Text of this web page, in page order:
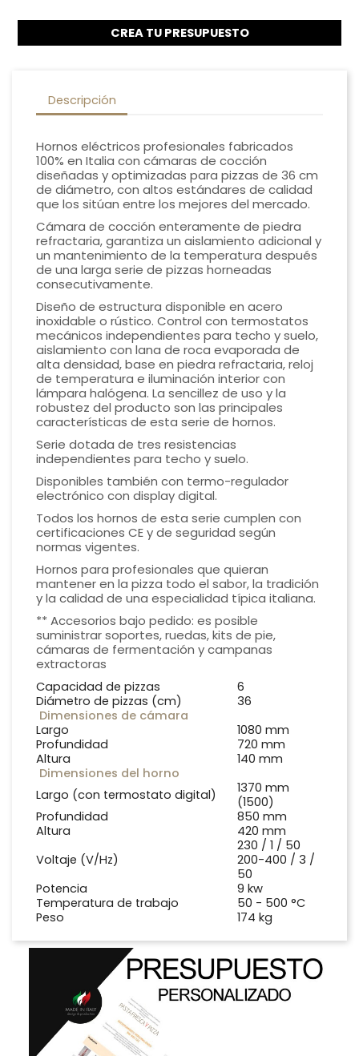
CREA TU PRESUPUESTO
Descripción
Hornos eléctricos profesionales fabricados
100% en Italia con cámaras de cocción
diseñadas y optimizadas para pizzas de 36 cm
de diámetro, con altos estándares de calidad
que los sitúan entre los mejores del mercado.
Cámara de cocción enteramente de piedra
refractaria, garantiza un aislamiento adicional y
un mantenimiento de la temperatura después
de una larga serie de pizzas horneadas
consecutivamente.
Diseño de estructura disponible en acero
inoxidable o rústico. Control con termostatos
mecánicos independientes para techo y suelo,
aislamiento con lana de roca evaporada de
alta densidad, base en piedra refractaria, reloj
de temperatura e iluminación interior con
lámpara halógena. La sencillez de uso y la
robustez del producto son las principales
características de esta serie de hornos.
Serie dotada de tres resistencias
independientes para techo y suelo.
Disponibles también con termo-regulador
electrónico con display digital.
Todos los hornos de esta serie cumplen con
certificaciones CE y de seguridad según
normas vigentes.
Hornos para profesionales que quieran
mantener en la pizza todo el sabor, la tradición
y la calidad de una especialidad típica italiana.
** Accesorios bajo pedido: es posible
suministrar soportes, ruedas, kits de pie,
cámaras de fermentación y campanas
extractoras
Capacidad de pizzas
6
Diámetro de pizzas (cm)
36
Dimensiones de cámara
Largo
1080 mm
Profundidad
720 mm
Altura
140 mm
Dimensiones del horno
Largo (con termostato digital)
1370 mm
(1500)
Profundidad
850 mm
Altura
420 mm
Voltaje (V/Hz)
230 / 1 / 50
200-400 / 3 /
50
Potencia
9 kw
Temperatura de trabajo
50 - 500 °C
Peso
174 kg